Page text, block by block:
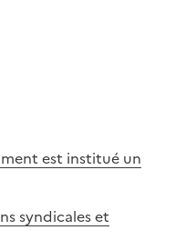
est institué un
syndicales et